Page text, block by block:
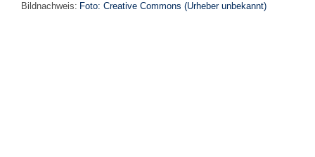
Bildnachweis: Foto: Creative Commons (Urheber unbekannt)